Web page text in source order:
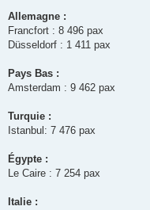
Allemagne :
Francfort : 8 496 pax
Düsseldorf : 1 411 pax
Pays Bas :
Amsterdam : 9 462 pax
Turquie :
Istanbul: 7 476 pax
Égypte :
Le Caire : 7 254 pax
Italie :